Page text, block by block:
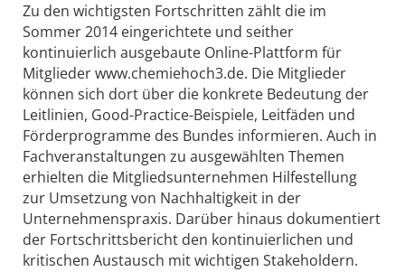
Zu den wichtigsten Fortschritten zählt die im
Sommer 2014 eingerichtete und seither
kontinuierlich ausgebaute Online-Plattform für
Mitglieder www.chemiehoch3.de. Die Mitglieder
können sich dort über die konkrete Bedeutung der
Leitlinien, Good-Practice-Beispiele, Leitfäden und
Förderprogramme des Bundes informieren. Auch in
Fachveranstaltungen zu ausgewählten Themen
erhielten die Mitgliedsunternehmen Hilfestellung
zur Umsetzung von Nachhaltigkeit in der
Unternehmenspraxis. Darüber hinaus dokumentiert
der Fortschrittsbericht den kontinuierlichen und
kritischen Austausch mit wichtigen Stakeholdern.